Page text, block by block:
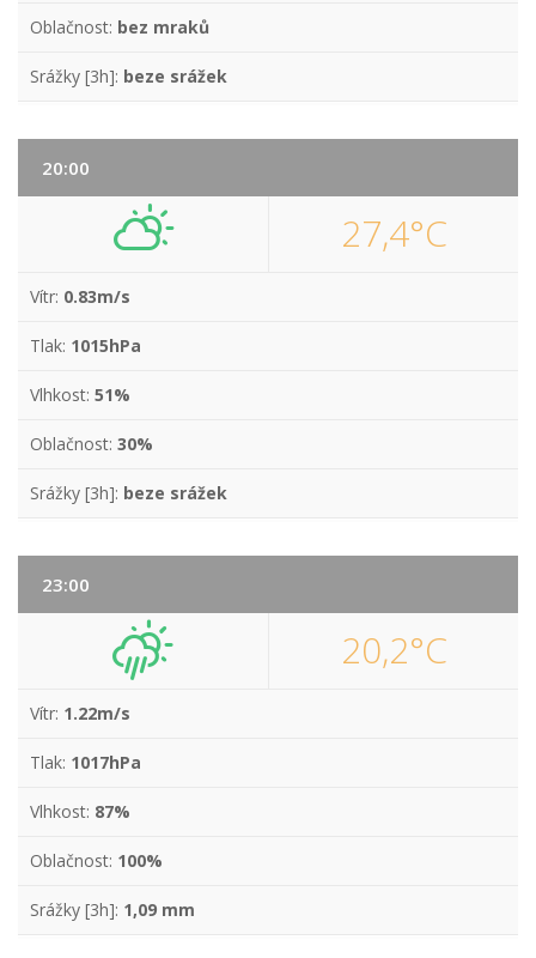
Oblačnost: bez mraků
Srážky [3h]: beze srážek
20:00
27,4°C
Vítr: 0.83m/s
Tlak: 1015hPa
Vlhkost: 51%
Oblačnost: 30%
Srážky [3h]: beze srážek
23:00
20,2°C
Vítr: 1.22m/s
Tlak: 1017hPa
Vlhkost: 87%
Oblačnost: 100%
Srážky [3h]: 1,09 mm